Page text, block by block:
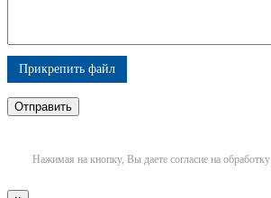
Прикрепить файл
Нажимая на кнопку, Вы даете согласие на обработку